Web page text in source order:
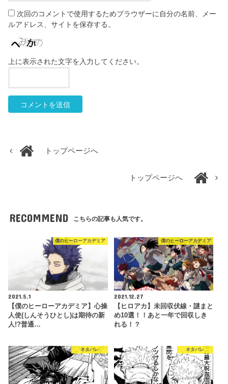
次回のコメントで使用するためブラウザーに自分の名前、メー
ルアドレス、サイトを保存する。
上に表示された文字を入力してください。
トップページへ
トップページへ
RECOMMEND こちらの記事も人気です。
僕のヒーローアカデミア
2021.5.1
【僕のヒーローアカデミア】心操
人使(しんそうひとし)は期待の新
人!?普通…
僕のヒーローアカデミア
2021.12.27
【ヒロアカ】未回収伏線・謎まと
め10選！！あと一年で回収しき
れる！？
ネタバレ ネタバレ